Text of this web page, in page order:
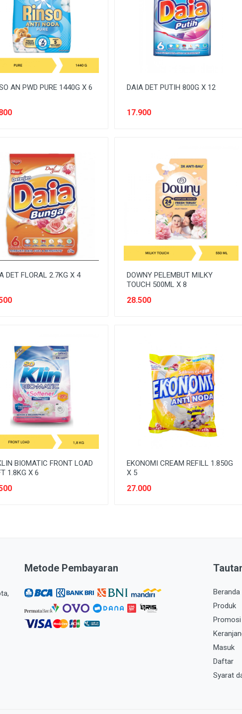
AN PWD PURE 1440G X 6 DAIA DET PUTIH 800G X 12
17.900
DET FLORAL 2.7KG X 4
DOWNY PELEMBUT MILKY
TOUCH 500ML X 8
28.500
BIOMATIC FRONT LOAD
1.8KG X 6
EKONOMI CREAM REFILL 1.850G
X 5
27.000
Metode Pembayaran
Beranda
Produk
Promosi
Masuk
Daftar
Syarat